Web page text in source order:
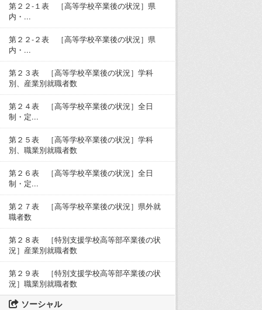
第２２-１表 ［高等学校卒業後の状況］県
内・...
第２２-２表 ［高等学校卒業後の状況］県
内・...
第２３表 ［高等学校卒業後の状況］学科
別、産業別就職者数
第２４表 ［高等学校卒業後の状況］全日
制・定...
第２５表 ［高等学校卒業後の状況］学科
別、職業別就職者数
第２６表 ［高等学校卒業後の状況］全日
制・定...
第２７表 ［高等学校卒業後の状況］県外就
職者数
第２８表 ［特別支援学校高等部卒業後の状
況］産業別就職者数
第２９表 ［特別支援学校高等部卒業後の状
況］職業別就職者数
ソーシャル